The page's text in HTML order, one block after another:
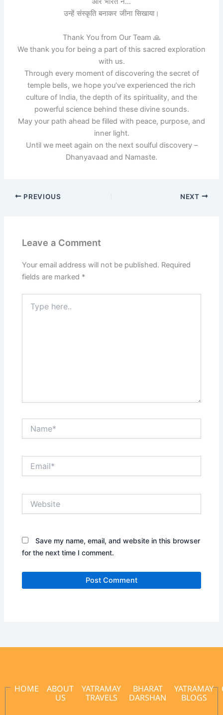
उन्हें संस्कृति बनाकर जीना सिखाया।
Thank You from Our Team 🙏
We thank you for being a part of this sacred exploration
with us.
Through every moment of discovering the secret of
temple bells, we hope you’ve experienced the rich
culture of India, the depth of its spirituality, and the
powerful science behind these divine sounds.
May your path ahead be filled with peace, purpose, and
inner light.
Until we meet again on the next soulful discovery –
Dhanyavaad and Namaste.
PREVIOUS NEXT
Leave a Comment
Your email address will not be published. Required
fields are marked *
here..
Save my name, email, and website in this browser
for the next time I comment.
HOME ABOUT
US
YATRAMAY
TRAVELS
BHARAT
DARSHAN
YATRAMAY
BLOGS